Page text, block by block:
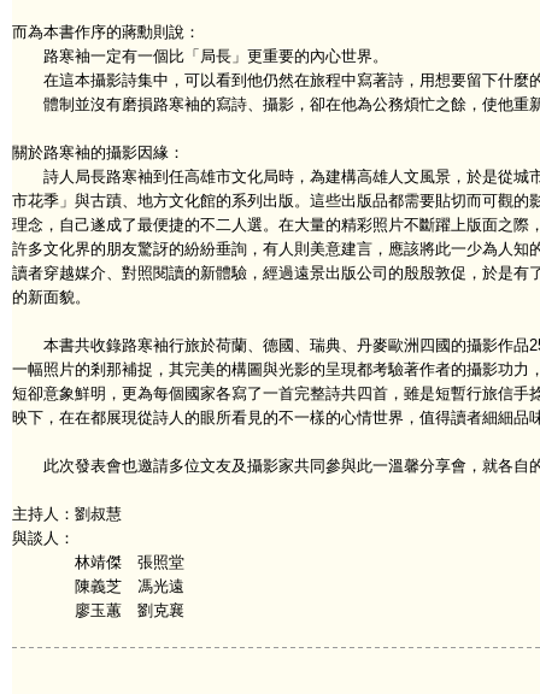
而為本書作序的蔣勳則說：
路寒袖一定有一個比「局長」更重要的內心世界。
在這本攝影詩集中，可以看到他仍然在旅程中寫著詩，用想要留下什
體制並沒有磨損路寒袖的寫詩、攝影，卻在他為公務煩忙之餘，使他重
關於路寒袖的攝影因緣：
詩人局長路寒袖到任高雄市文化局時，為建構高雄人文風景，於是從城
市花季」與古蹟、地方文化館的系列出版。這些出版品都需要貼切而可觀
理念，自己遂成了最便捷的不二人選。在大量的精彩照片不斷躍上版面之
許多文化界的朋友驚訝的紛紛垂詢，有人則美意建言，應該將此一少為人
讀者穿越媒介、對照閱讀的新體驗，經過遠景出版公司的殷殷敦促，於是
的新面貌。
本書共收錄路寒袖行旅於荷蘭、德國、瑞典、丹麥歐洲四國的攝影作品
一幅照片的剎那補捉，其完美的構圖與光影的呈現都考驗著作者的攝影功
短卻意象鮮明，更為每個國家各寫了一首完整詩共四首，雖是短暫行旅信
映下，在在都展現從詩人的眼所看見的不一樣的心情世界，值得讀者細細品
此次發表會也邀請多位文友及攝影家共同參與此一溫馨分享會，就各自
主持人：劉叔慧
與談人：
林靖傑 張照堂
陳義芝 馮光遠
廖玉蕙 劉克襄